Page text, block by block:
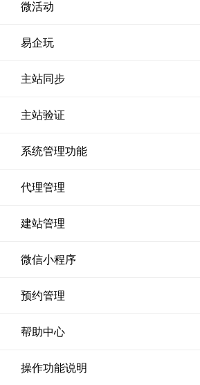
微活动
易企玩
主站同步
主站验证
系统管理功能
代理管理
建站管理
微信小程序
预约管理
帮助中心
操作功能说明